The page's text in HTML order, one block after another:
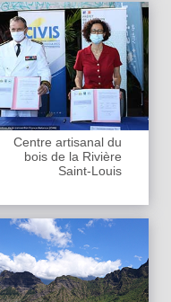
Centre artisanal du
bois de la Rivière
Saint-Louis